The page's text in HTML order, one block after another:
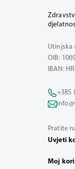
Utinjska
OIB:
IBAN:
+385
Pratite
Uvjeti
Moj